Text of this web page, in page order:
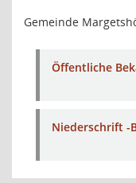
Gemeinde
Öffentliche
Niederschrift -